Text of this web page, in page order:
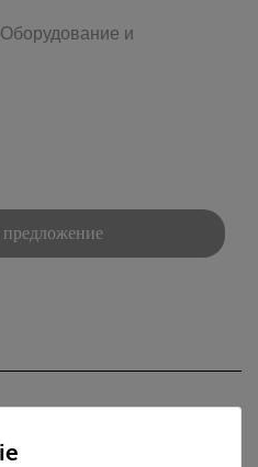
Оборудование и
предложение